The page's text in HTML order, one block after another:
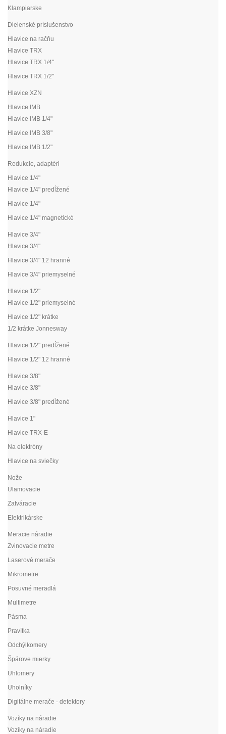
Klampiarske
Dielenské príslušenstvo
Hlavice na račňu
Hlavice TRX
Hlavice TRX 1/4"
Hlavice TRX 1/2"
Hlavice XZN
Hlavice IMB
Hlavice IMB 1/4"
Hlavice IMB 3/8"
Hlavice IMB 1/2"
Redukcie, adaptéri
Hlavice 1/4"
Hlavice 1/4" predĺžené
Hlavice 1/4"
Hlavice 1/4" magnetické
Hlavice 3/4"
Hlavice 3/4"
Hlavice 3/4" 12 hranné
Hlavice 3/4" priemyselné
Hlavice 1/2"
Hlavice 1/2" priemyselné
Hlavice 1/2" krátke
1/2 krátke Jonnesway
Hlavice 1/2" predĺžené
Hlavice 1/2" 12 hranné
Hlavice 3/8"
Hlavice 3/8"
Hlavice 3/8" predĺžené
Hlavice 1"
Hlavice TRX-E
Na elektróny
Hlavice na sviečky
Nože
Ulamovacie
Zatváracie
Elektrikárske
Meracie náradie
Zvinovacie metre
Laserové merače
Mikrometre
Posuvné meradlá
Multimetre
Pásma
Pravítka
Odchýlkomery
Špárove mierky
Uhlomery
Uholníky
Digitálne merače - detektory
Vozíky na náradie
Vozíky na náradie